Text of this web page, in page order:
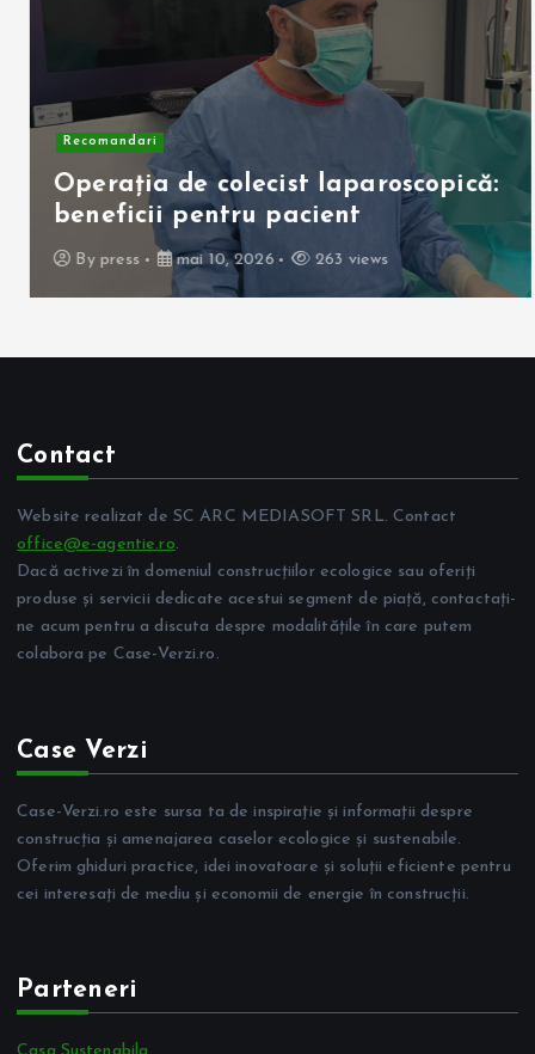
Recomandari
Operația de colecist laparoscopică:
beneficii pentru pacient
Bypress mai 10, 2026 263 views
Contact
Website realizat de SC ARC MEDIASOFT SRL. Contact
office@e-agentie.ro.
Dacă activezi în domeniul construcțiilor ecologice sau oferiți
produse și servicii dedicate acestui segment de piață, contactați-
ne acum pentru a discuta despre modalitățile în care putem
colabora pe Case-Verzi.ro.
Case Verzi
Case-Verzi.ro este sursa ta de inspirație și informații despre
construcția și amenajarea caselor ecologice și sustenabile.
Oferim ghiduri practice, idei inovatoare și soluții eficiente pentru
cei interesați de mediu și economii de energie în construcții.
Parteneri